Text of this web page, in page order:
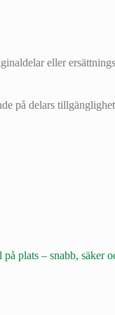
eller
på delars
på plats – snabb, säker